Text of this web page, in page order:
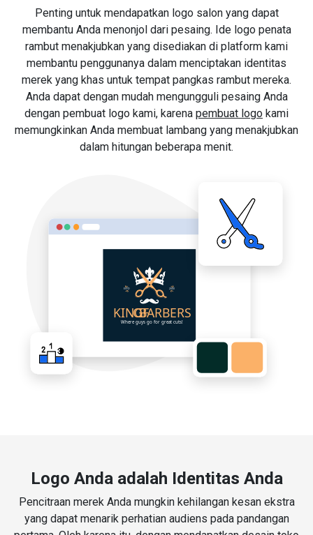
Penting untuk mendapatkan logo salon yang dapat
membantu Anda menonjol dari pesaing. Ide logo penata
rambut menakjubkan yang disediakan di platform kami
membantu penggunanya dalam menciptakan identitas
merek yang khas untuk tempat pangkas rambut mereka.
Anda dapat dengan mudah mengungguli pesaing Anda
dengan pembuat logo kami, karena pembuat logo kami
memungkinkan Anda membuat lambang yang menakjubkan
dalam hitungan beberapa menit.
Logo Anda adalah Identitas Anda
Pencitraan merek Anda mungkin kehilangan kesan ekstra
yang dapat menarik perhatian audiens pada pandangan